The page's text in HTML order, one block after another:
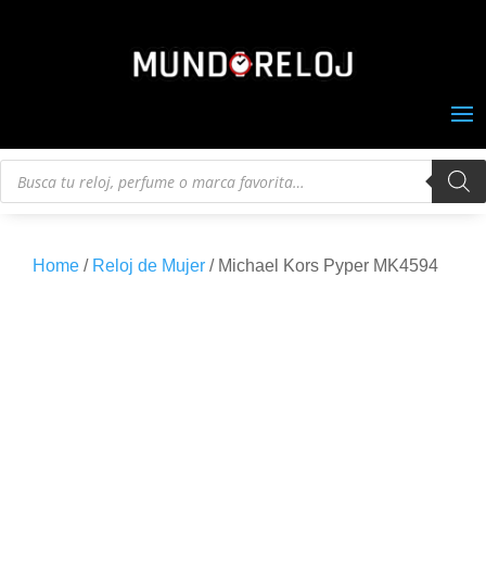
Búsqueda
Home / Reloj de Mujer / Michael Kors Pyper MK4594